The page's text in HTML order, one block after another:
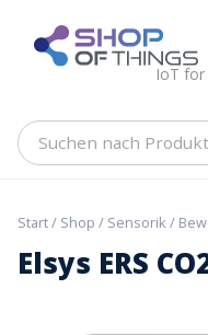
content
IoT for
Suchen
Hersteller,
Start/ Shop / Sensorik /
Elsys ERS